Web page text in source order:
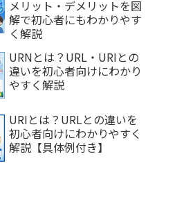
メリット・デメリットを図
解で初心者にもわかりやす
く解説
URNとは？URL・URIとの
違いを初心者向けにわかり
やすく解説
URIとは？URLとの違いを
初心者向けにわかりやすく
解説【具体例付き】